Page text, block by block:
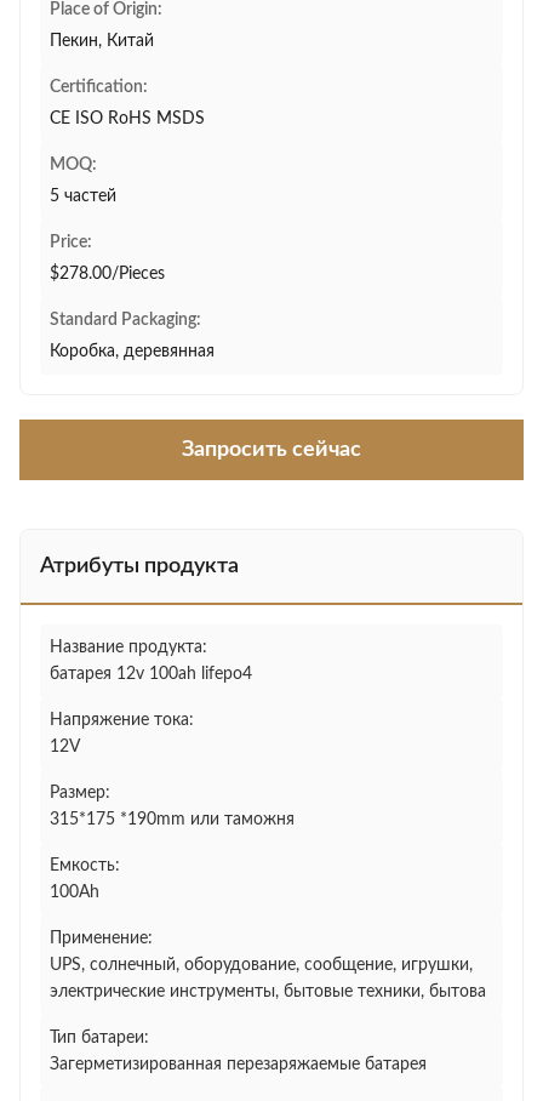
Place of Origin:
Пекин, Китай
Certification:
CE ISO RoHS MSDS
MOQ:
5 частей
Price:
$278.00/Pieces
Standard Packaging:
Коробка, деревянная
Запросить сейчас
Атрибуты продукта
Название продукта:
батарея 12v 100ah lifepo4
Напряжение тока:
12V
Размер:
315*175 *190mm или таможня
Емкость:
100Ah
Применение:
UPS, солнечный, оборудование, сообщение, игрушки,
электрические инструменты, бытовые техники, бытова
Тип батареи:
Загерметизированная перезаряжаемые батарея